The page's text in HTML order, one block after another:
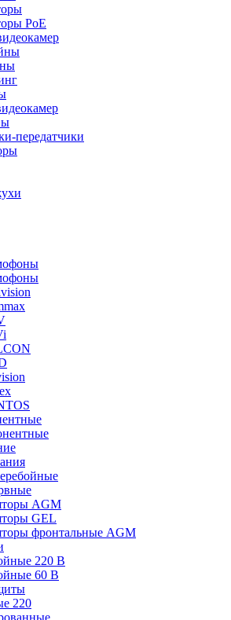
PoE
передатчики
AGM
GEL
фронтальные AGM
220 В
60 В
220